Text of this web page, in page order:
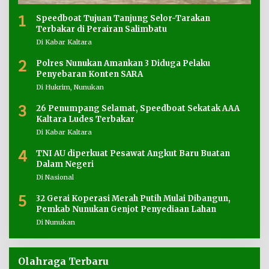
1
Speedboat Tujuan Tanjung Selor-Tarakan
Terbakar di Perairan Salimbatu
Di Kabar Kaltara
2
Polres Nunukan Amankan 3 Diduga Pelaku
Penyebaran Konten SARA
Di Hukrim, Nunukan
3
26 Penumpang Selamat, Speedboat Sekatak AAA
Kaltara Ludes Terbakar
Di Kabar Kaltara
4
TNI AU diperkuat Pesawat Angkut Baru Buatan
Dalam Negeri
Di Nasional
5
32 Gerai Koperasi Merah Putih Mulai Dibangun,
Pemkab Nunukan Genjot Penyediaan Lahan
Di Nunukan
Olahraga Terbaru